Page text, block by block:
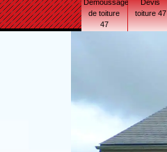
Démoussage
de toiture
47
Devis
toiture 47